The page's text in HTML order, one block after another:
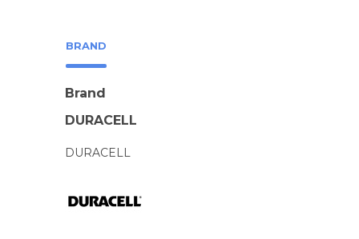
BRAND
Brand
DURACELL
DURACELL